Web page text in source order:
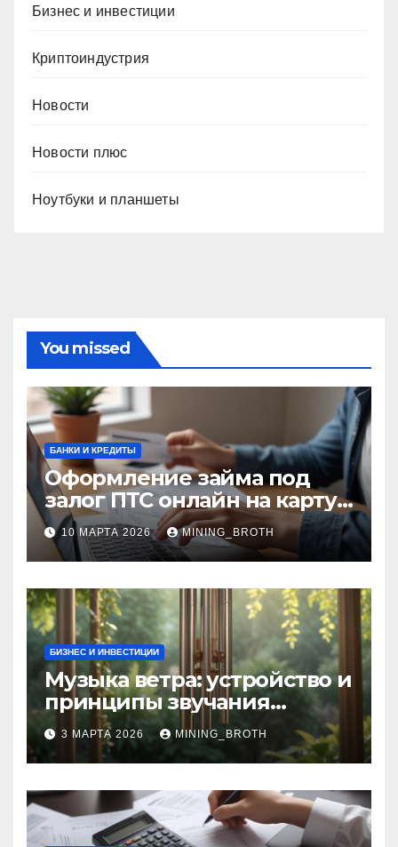
Бизнес и инвестиции
Криптоиндустрия
Новости
Новости плюс
Ноутбуки и планшеты
You missed
БАНКИ И КРЕДИТЫ
Оформление займа под
залог ПТС онлайн на карту
без визита в офис: порядок,
требования и документы
10 МАРТА 2026 MINING_BROTH
БИЗНЕС И ИНВЕСТИЦИИ
Музыка ветра: устройство и
принципы звучания
колокольчиков
3 МАРТА 2026 MINING_BROTH